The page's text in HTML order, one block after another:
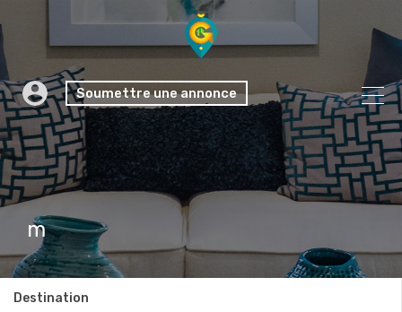
Soumettre une annonce
m
Destination